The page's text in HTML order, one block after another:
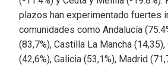
plazos han experimentado fuertes
comunidades como Andalucía
(83,7%), Castilla La Mancha
(42,6%), Galicia (53,1%), Madrid